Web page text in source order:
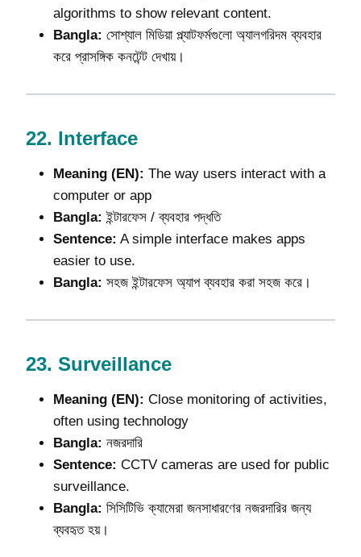
algorithms to show relevant content.
Bangla: সোশ্যাল মিডিয়া প্ল্যাটফর্মগুলো অ্যালগরিদম ব্যবহার
করে প্রাসঙ্গিক কনটেন্ট দেখায়।
22. Interface
Meaning (EN): The way users interact with a
computer or app
Bangla: ইন্টারফেস / ব্যবহার পদ্ধতি
Sentence: A simple interface makes apps
easier to use.
Bangla: সহজ ইন্টারফেস অ্যাপ ব্যবহার করা সহজ করে।
23. Surveillance
Meaning (EN): Close monitoring of activities,
often using technology
Bangla: নজরদারি
Sentence: CCTV cameras are used for public
surveillance.
Bangla: সিসিটিভি ক্যামেরা জনসাধারণের নজরদারির জন্য
ব্যবহৃত হয়।